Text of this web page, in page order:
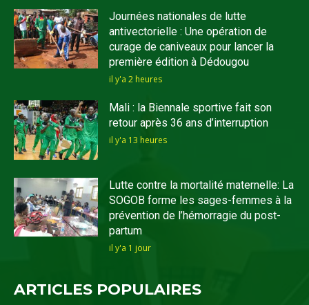
Journées nationales de lutte
antivectorielle : Une opération de
curage de caniveaux pour lancer la
première édition à Dédougou
il y'a 2 heures
Mali : la Biennale sportive fait son
retour après 36 ans d’interruption
il y'a 13 heures
Lutte contre la mortalité maternelle: La
SOGOB forme les sages-femmes à la
prévention de l’hémorragie du post-
partum
il y'a 1 jour
ARTICLES POPULAIRES